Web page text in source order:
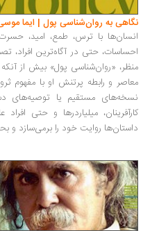
به روان‌شناسی پول | ایما موسی‌زاده
با ترس، طمع، امید، حسرت و
حتی در آگاه‌ترین افراد،
«روان‌شناسی پول» بیش از آنکه درباره
و رابطه پرتنش او با مفهوم ثروت و
مستقیم یا توصیه‌های دستوری،
میلیاردرها و حتی افراد
روایت خود را برمی‌سازد و بحث را